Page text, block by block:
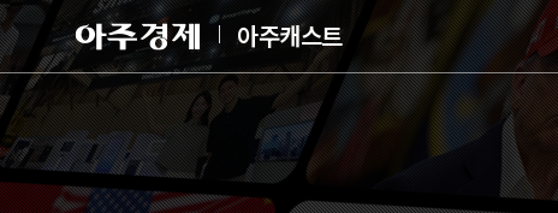
아
주
경
제
아주캐스트